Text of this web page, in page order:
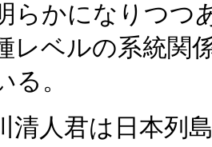
らかになりつつ
レベルの系統関
る。
人君は日本列